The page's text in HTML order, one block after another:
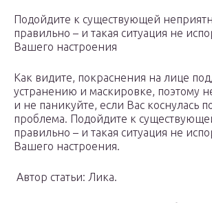
Подойдите к существующей
правильно – и такая ситуация не
Вашего настроения
Как видите, покраснения на лице
устранению и маскировке, поэтому
и не паникуйте, если Вас коснулась
проблема. Подойдите к
правильно – и такая ситуация не
Вашего настроения.
Автор статьи: Лика.